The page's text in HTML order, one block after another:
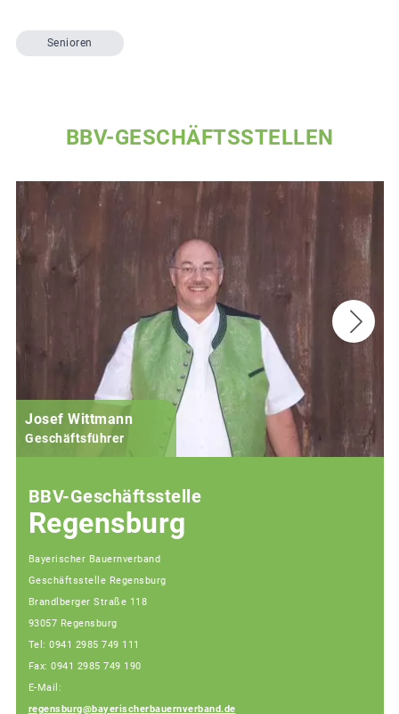
Senioren
BBV-GESCHÄFTSSTELLEN
Josef Wittmann
Geschäftsführer
BBV-Geschäftsstelle
Regensburg
Bayerischer Bauernverband
Geschäftsstelle Regensburg
Brandlberger Straße 118
93057 Regensburg
Tel: 0941 2985 749 111
Fax: 0941 2985 749 190
E-Mail:
regensburg@bayerischerbauernverband.de